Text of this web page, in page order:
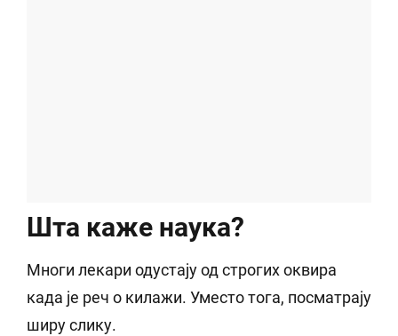
Шта каже наука?
Многи лекари одустају од строгих оквира
када је реч о килажи. Уместо тога, посматрају
ширу слику.